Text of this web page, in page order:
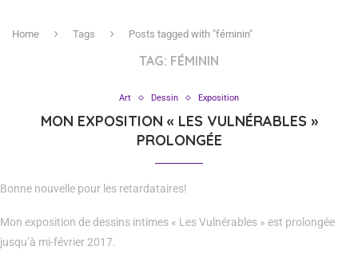
Home Tags Posts tagged with "féminin"
TAG: FÉMININ
Art Dessin Exposition
MON EXPOSITION « LES VULNÉRABLES »
PROLONGÉE
Bonne nouvelle pour les retardataires!
Mon exposition de dessins intimes « Les Vulnérables » est prolongée
jusqu’à mi-février 2017.